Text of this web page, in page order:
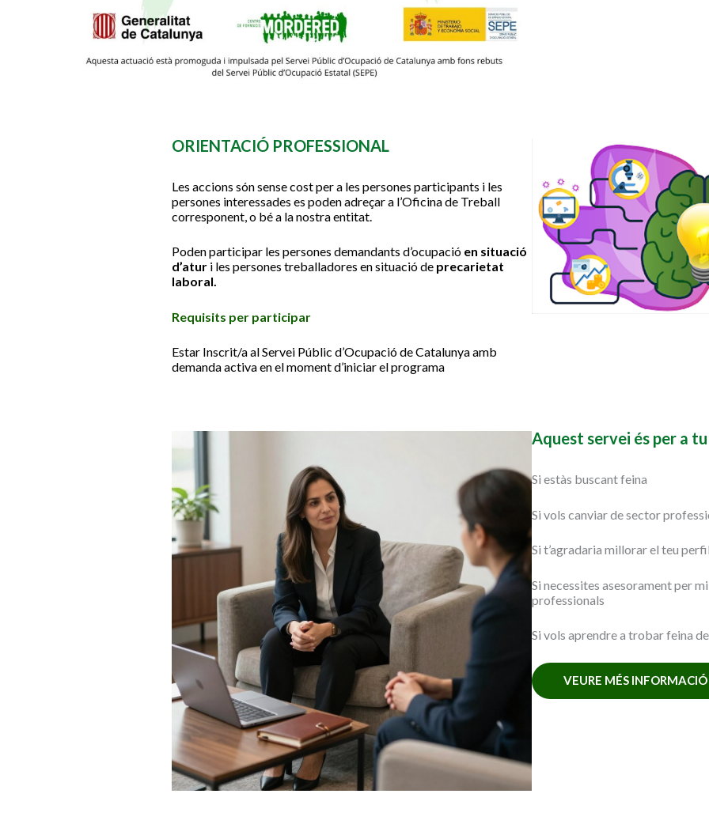
ORIENTACIÓ PROFESSIONAL
Les accions són sense cost per a les persones participants i les
persones interessades es poden adreçar a l’Oficina de Treball
corresponent, o bé a la nostra entitat.
Poden participar les persones demandants d’ocupació en situació
d’atur i les persones treballadores en situació de precarietat
laboral.
Requisits per participar
Estar Inscrit/a al Servei Públic d’Ocupació de Catalunya amb
demanda activa en el moment d’iniciar el programa
Aquest servei és per a
Si estàs buscant feina
Si vols canviar de sector
Si t’agradaria millorar el teu
Si necessites asesorament per
professionals
Si vols aprendre a trobar feina
VEURE MÉS INFORMACIÓ